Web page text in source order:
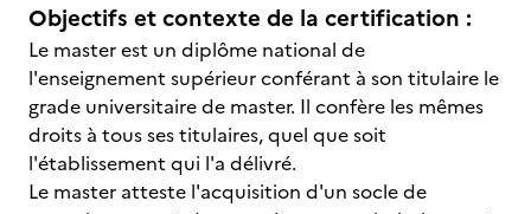
Objectifs et contexte de la certification :
Le master est un diplôme national de
l'enseignement supérieur conférant à son titulaire le
grade universitaire de master. Il confère les mêmes
droits à tous ses titulaires, quel que soit
l'établissement qui l'a délivré.
Le master atteste l'acquisition d'un socle de